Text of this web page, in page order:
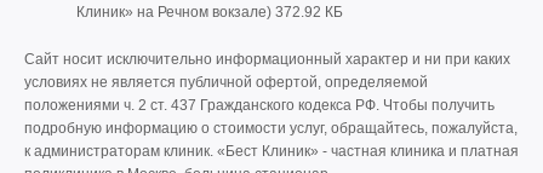
Клиник» на Речном вокзале) 372.92 КБ
Сайт носит исключительно информационный характер и ни при каких
условиях не является публичной офертой, определяемой
положениями ч. 2 ст. 437 Гражданского кодекса РФ. Чтобы получить
подробную информацию о стоимости услуг, обращайтесь, пожалуйста,
к администраторам клиник. «Бест Клиник» - частная клиника и платная